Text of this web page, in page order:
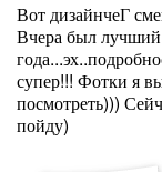
Вот дизайнчеГ
Вчера был лучший
супер!!! Фотки я
посмотреть)))
пойду)